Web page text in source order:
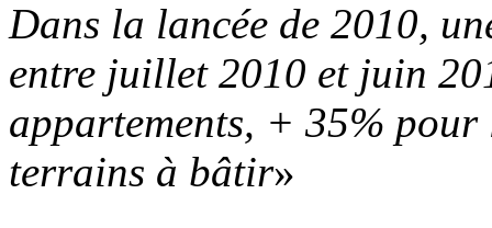
Dans la lancée de 2010,
entre juillet 2010 et juin
appartements, + 35%
terrains à bâtir»